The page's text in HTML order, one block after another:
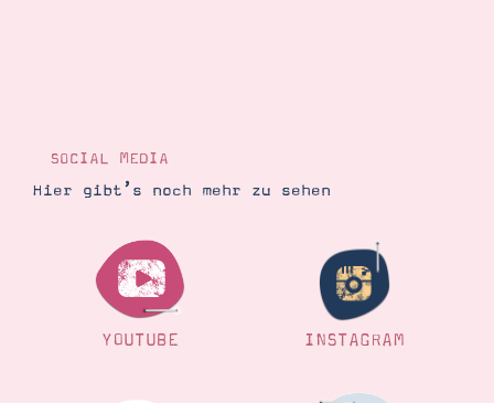
Produkte erklärt
Über mich
Über Stampin’ Up!
SOCIAL MEDIA
Hier gibt’s noch mehr zu sehen
YOUTUBE INSTAGRAM